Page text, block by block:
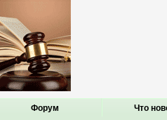
Форум Что